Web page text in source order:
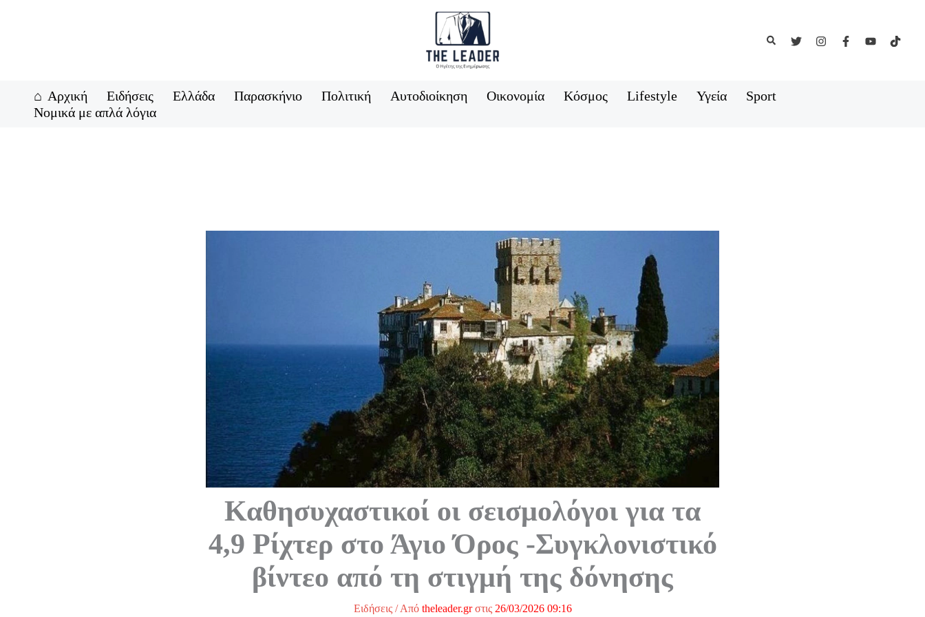
Αναζήτηση
Αρχική Ειδήσεις Ελλάδα Παρασκήνιο Πολιτική Αυτοδιοίκηση Οικονομία Κόσμος Lifestyle Υγεία
Sport
Νομικά με απλά λόγια
Καθησυχαστικοί οι σεισμολόγοι για τα
4,9 Ρίχτερ στο Άγιο Όρος -Συγκλονιστικό
βίντεο από τη στιγμή της δόνησης
Ειδήσεις/ Από theleader.grστις 26/03/2026 09:16